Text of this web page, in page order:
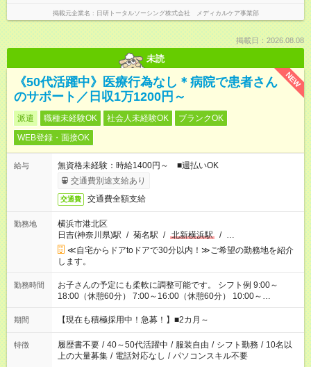
掲載元企業名 日研トータルソーシング株式会社 メディカルケア事業部
掲載日：2026.08.08
未読
NEW
《50代活躍中》医療行為なし＊病院で患者さん
のサポート／日収1万1200円～
派遣 職種未経験OK 社会人未経験OK
ブランクOK
WEB登録・面接OK
給与
無資格未経験：時給1400円～ ■週払いOK
交通費別途支給あり
交通費 交通費全額支給
勤務地
横浜市港北区
日吉(神奈川県)駅 / 菊名駅 / 北新横浜駅 / …
≪自宅からドアtoドアで30分以内！≫ご希望の勤務地を紹介
します。
勤務時間
お子さんの予定にも柔軟に調整可能です。 シフト例 9:00～
18:00（休憩60分） 7:00～16:00（休憩60分） 10:00～
19:00（休憩60分） ※Wワーク希望の方へ 今ご覧のお仕事で希
望する勤務時間と、もう1つのお仕事の勤務時間の合計が 週40
期間 【現在も積極採用中！急募！】■2カ月～
特徴 履歴書不要 / 40～50代活躍中 / 服装自由 / シフト勤務 / 10名以
上の大量募集 / 電話対応なし / パソコンスキル不要